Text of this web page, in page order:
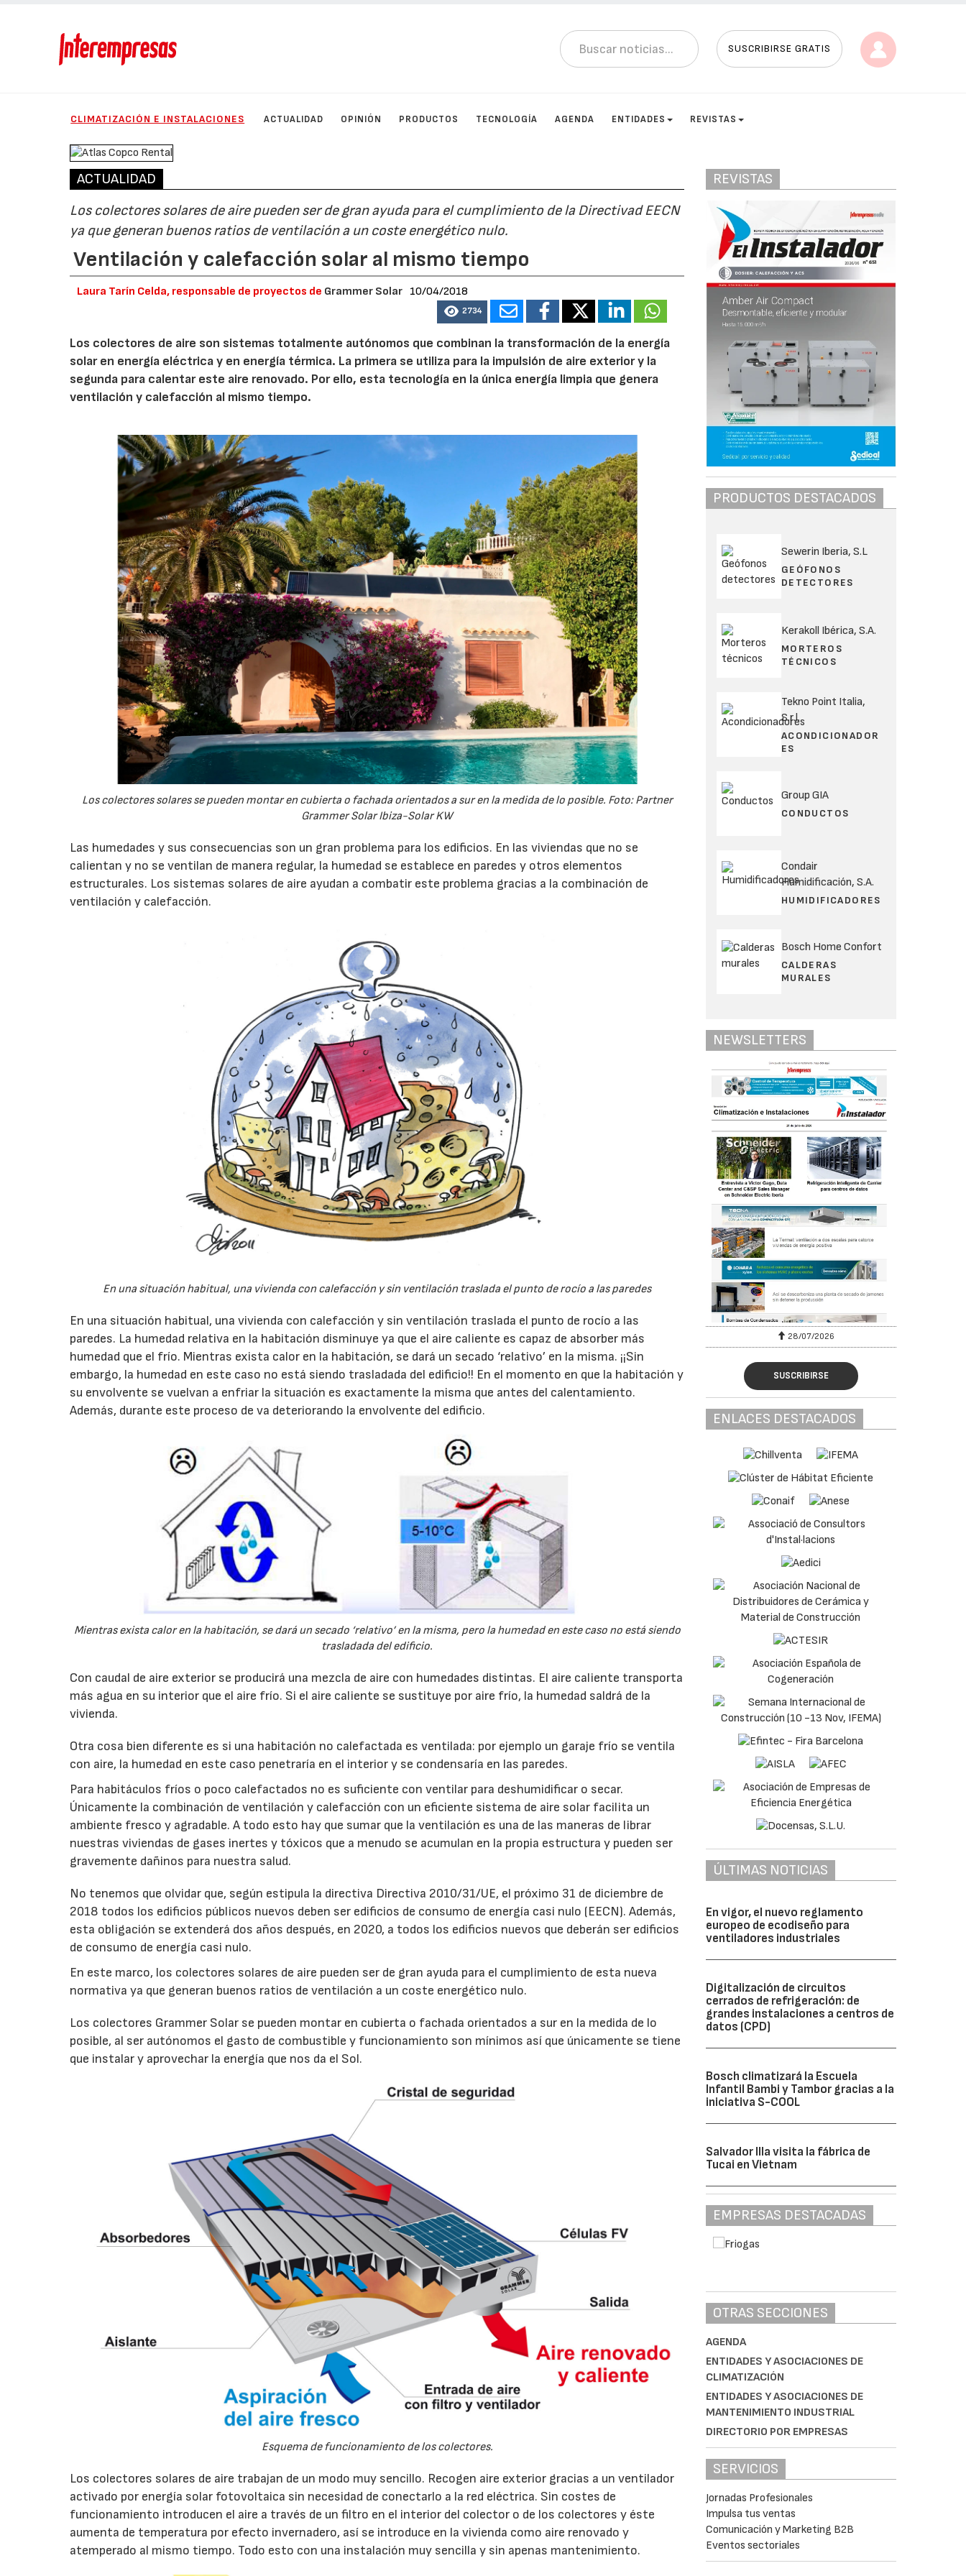
SUSCRIBIRSE GRATIS
CLIMATIZACIÓN E INSTALACIONES ACTUALIDAD OPINIÓN PRODUCTOS TECNOLOGÍA AGENDA ENTIDADES REVISTAS
ACTUALIDAD
Los colectores solares de aire pueden ser de gran ayuda para el cumplimiento de la Directivad EECN
ya que generan buenos ratios de ventilación a un coste energético nulo.
Ventilación y calefacción solar al mismo tiempo
Laura Tarín Celda, responsable de proyectos de Grammer Solar 10/04/2018
2734
Los colectores de aire son sistemas totalmente autónomos que combinan la transformación de la energía
solar en energía eléctrica y en energía térmica. La primera se utiliza para la impulsión de aire exterior y la
segunda para calentar este aire renovado. Por ello, esta tecnología en la única energía limpia que genera
ventilación y calefacción al mismo tiempo.
Los colectores solares se pueden montar en cubierta o fachada orientados a sur en la medida de lo posible. Foto: Partner
Grammer Solar Ibiza-Solar KW
Las humedades y sus consecuencias son un gran problema para los edificios. En las viviendas que no se
calientan y no se ventilan de manera regular, la humedad se establece en paredes y otros elementos
estructurales. Los sistemas solares de aire ayudan a combatir este problema gracias a la combinación de
ventilación y calefacción.
En una situación habitual, una vivienda con calefacción y sin ventilación traslada el punto de rocío a las paredes
En una situación habitual, una vivienda con calefacción y sin ventilación traslada el punto de rocío a las
paredes. La humedad relativa en la habitación disminuye ya que el aire caliente es capaz de absorber más
humedad que el frío. Mientras exista calor en la habitación, se dará un secado ‘relativo’ en la misma. ¡¡Sin
embargo, la humedad en este caso no está siendo trasladada del edificio!! En el momento en que la habitación y
su envolvente se vuelvan a enfriar la situación es exactamente la misma que antes del calentamiento.
Además, durante este proceso de va deteriorando la envolvente del edificio.
Mientras exista calor en la habitación, se dará un secado ‘relativo’ en la misma, pero la humedad en este caso no está siendo
trasladada del edificio.
Con caudal de aire exterior se producirá una mezcla de aire con humedades distintas. El aire caliente transporta
más agua en su interior que el aire frío. Si el aire caliente se sustituye por aire frío, la humedad saldrá de la
vivienda.
Otra cosa bien diferente es si una habitación no calefactada es ventilada: por ejemplo un garaje frío se ventila
con aire, la humedad en este caso penetraría en el interior y se condensaría en las paredes.
Para habitáculos fríos o poco calefactados no es suficiente con ventilar para deshumidificar o secar.
Únicamente la combinación de ventilación y calefacción con un eficiente sistema de aire solar facilita un
ambiente fresco y agradable. A todo esto hay que sumar que la ventilación es una de las maneras de librar
nuestras viviendas de gases inertes y tóxicos que a menudo se acumulan en la propia estructura y pueden ser
gravemente dañinos para nuestra salud.
No tenemos que olvidar que, según estipula la directiva Directiva 2010/31/UE, el próximo 31 de diciembre de
2018 todos los edificios públicos nuevos deben ser edificios de consumo de energía casi nulo (EECN). Además,
esta obligación se extenderá dos años después, en 2020, a todos los edificios nuevos que deberán ser edificios
de consumo de energía casi nulo.
En este marco, los colectores solares de aire pueden ser de gran ayuda para el cumplimiento de esta nueva
normativa ya que generan buenos ratios de ventilación a un coste energético nulo.
Los colectores Grammer Solar se pueden montar en cubierta o fachada orientados a sur en la medida de lo
posible, al ser autónomos el gasto de combustible y funcionamiento son mínimos así que únicamente se tiene
que instalar y aprovechar la energía que nos da el Sol.
Esquema de funcionamiento de los colectores.
Los colectores solares de aire trabajan de un modo muy sencillo. Recogen aire exterior gracias a un ventilador
activado por energía solar fotovoltaica sin necesidad de conectarlo a la red eléctrica. Sin costes de
funcionamiento introducen el aire a través de un filtro en el interior del colector o de los colectores y éste
aumenta de temperatura por efecto invernadero, así se introduce en la vivienda como aire renovado y
atemperado al mismo tiempo. Todo esto con una instalación muy sencilla y sin apenas mantenimiento.
REVISTAS
PRODUCTOS DESTACADOS
Sewerin Iberia, S.L
GEÓFONOS
DETECTORES
Kerakoll Ibérica, S.A.
MORTEROS
TÉCNICOS
Tekno Point Italia,
S.r.l.
ACONDICIONADOR
ES
Group GIA
CONDUCTOS
Condair
Humidificación, S.A.
HUMIDIFICADORES
Bosch Home Confort
CALDERAS
MURALES
NEWSLETTERS
28/07/2026 30/07/2026 28/07/2026
SUSCRIBIRSE
ENLACES DESTACADOS
ÚLTIMAS NOTICIAS
En vigor, el nuevo reglamento
europeo de ecodiseño para
ventiladores industriales
Digitalización de circuitos
cerrados de refrigeración: de
grandes instalaciones a centros de
datos (CPD)
Bosch climatizará la Escuela
Infantil Bambi y Tambor gracias a la
iniciativa S-COOL
Salvador Illa visita la fábrica de
Tucai en Vietnam
EMPRESAS DESTACADAS
OTRAS SECCIONES
AGENDA
ENTIDADES Y ASOCIACIONES DE
CLIMATIZACIÓN
ENTIDADES Y ASOCIACIONES DE
MANTENIMIENTO INDUSTRIAL
DIRECTORIO POR EMPRESAS
SERVICIOS
Jornadas Profesionales
Impulsa tus ventas
Comunicación y Marketing B2B
Eventos sectoriales